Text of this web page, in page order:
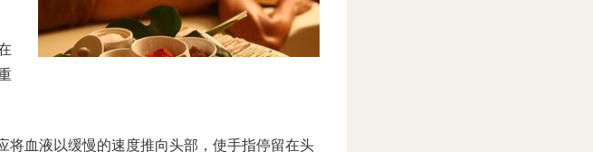
将血液以缓慢的速度推向头部，使手指停留在头